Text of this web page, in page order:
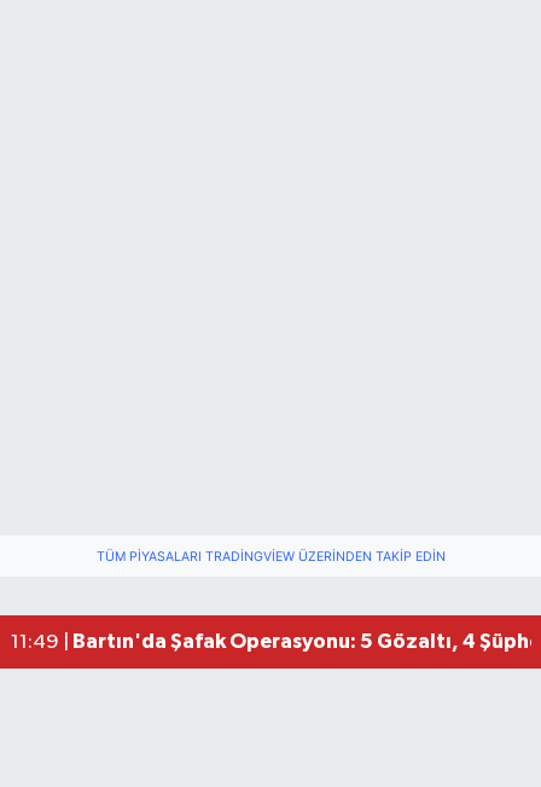
TÜM PIYASALARI TRADINGVIEW ÜZERINDEN TAKIP EDIN
11:49 | Bartın'da Şafak Operasyonu: 5 Gözaltı, 4